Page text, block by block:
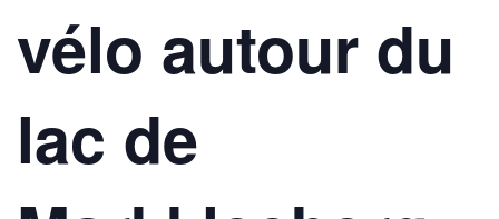
vélo autour du
lac de